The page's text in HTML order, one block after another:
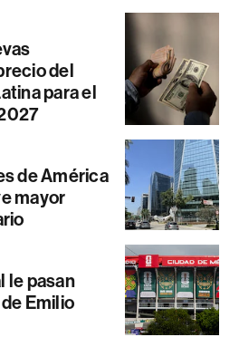
del
para el
de América
mayor
le pasan
Emilio